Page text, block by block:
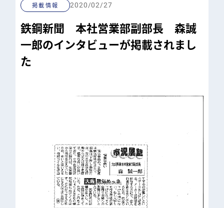
お問い合わせ
掲載情報 2020/02/27
鉄鋼新聞 本社営業部副部長 森誠
一郎のインタビューが掲載されまし
た